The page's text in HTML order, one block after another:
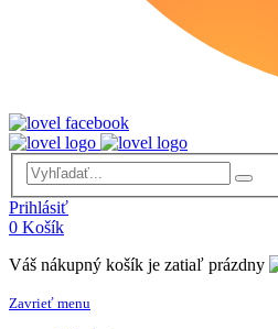
Prihlásiť
0 Košík
Váš nákupný košík je zatiaľ prázdny
Zavrieť menu